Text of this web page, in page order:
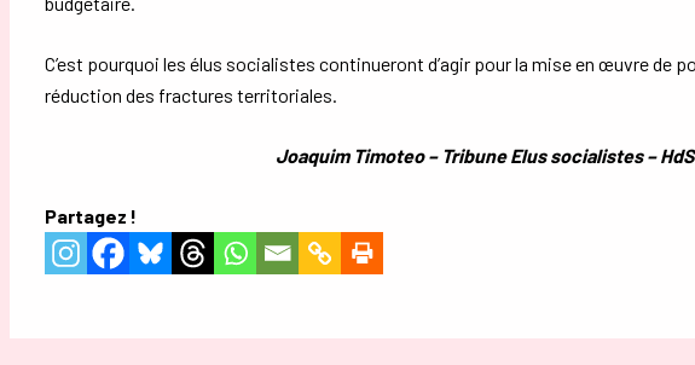
C’est pourquoi les élus socialistes continueront d’agir pour la mise en œuvre de
réduction des fractures territoriales.
Joaquim Timoteo – Tribune Elus socialistes –
Partagez !